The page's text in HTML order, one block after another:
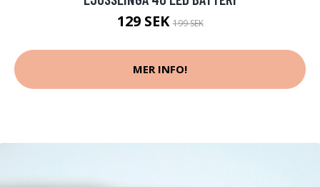
129 SEK199 SEK
MER INFO!